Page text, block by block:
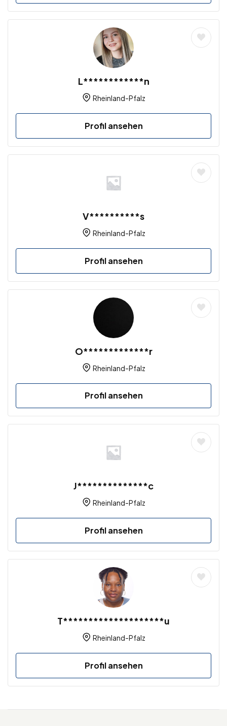
L************n
Rheinland-Pfalz
Profil ansehen
V**********s
Rheinland-Pfalz
Profil ansehen
O*************r
Rheinland-Pfalz
Profil ansehen
J**************c
Rheinland-Pfalz
Profil ansehen
T********************u
Rheinland-Pfalz
Profil ansehen